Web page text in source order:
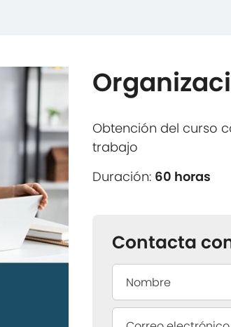
Obtención del curso
trabajo
Duración: 60 horas
Contacta